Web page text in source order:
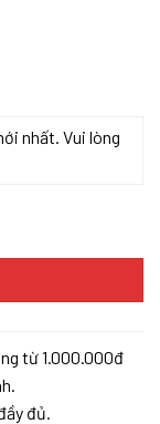
nhất. Vui lòng
từ 1.000.000đ
đủ.